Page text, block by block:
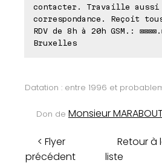
contacter. Travaille aussi
correspondance. Reçoit
RDV de 8h à 20h GSM.:
Bruxelles
Datation : entre 1996 et
Don de Monsieur MARABOUT
< Flyer
précédent
Retour à
liste